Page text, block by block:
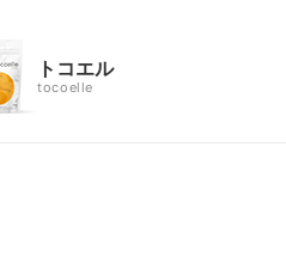
トコエル
tocoelle